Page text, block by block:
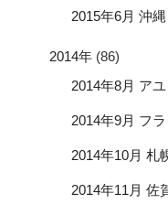
2015年6月 沖
2014年 (86)
2014年8月 ア
2014年9月 フ
2014年10月 札
2014年11月 佐